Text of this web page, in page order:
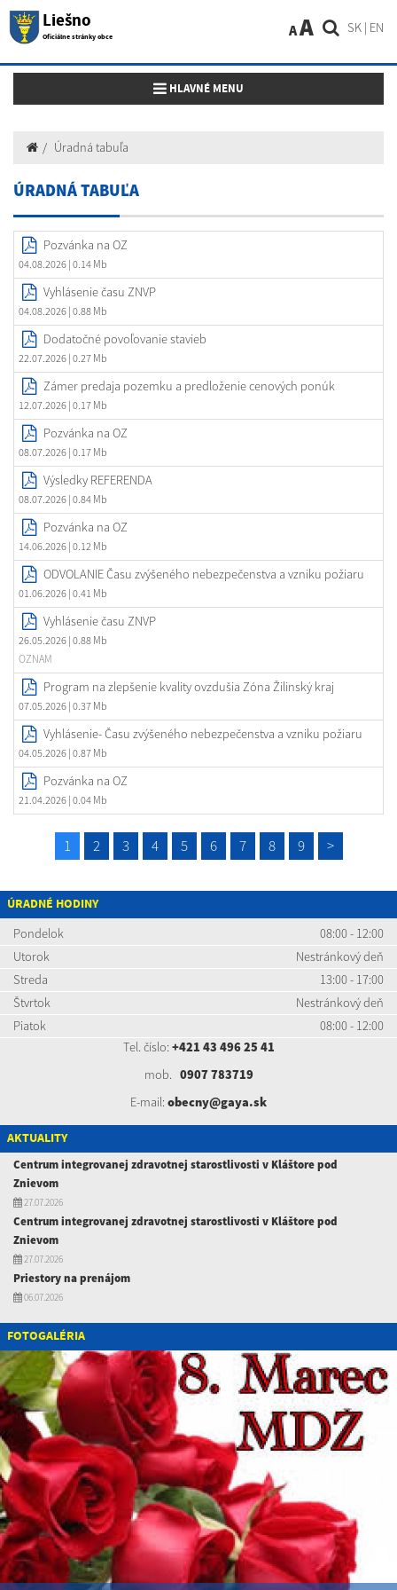
Liešno
Oficiálne stránky obce
SK | EN
AA
Toggle navigation
HLAVNÉ MENU
Úradná tabuľa
ÚRADNÁ TABUĽA
Pozvánka na OZ
04.08.2026 | 0.14 Mb
Vyhlásenie času ZNVP
04.08.2026 | 0.88 Mb
Dodatočné povoľovanie stavieb
22.07.2026 | 0.27 Mb
Zámer predaja pozemku a predloženie cenových ponúk
12.07.2026 | 0.17 Mb
Pozvánka na OZ
08.07.2026 | 0.17 Mb
Výsledky REFERENDA
08.07.2026 | 0.84 Mb
Pozvánka na OZ
14.06.2026 | 0.12 Mb
ODVOLANIE Času zvýšeného nebezpečenstva a vzniku požiaru
01.06.2026 | 0.41 Mb
Vyhlásenie času ZNVP
26.05.2026 | 0.88 Mb
OZNAM
Program na zlepšenie kvality ovzdušia Zóna Žilinský kraj
07.05.2026 | 0.37 Mb
Vyhlásenie- Času zvýšeného nebezpečenstva a vzniku požiaru
04.05.2026 | 0.87 Mb
Pozvánka na OZ
21.04.2026 | 0.04 Mb
1 2 3 4 5 6 7 8 9 >
ÚRADNÉ HODINY
Pondelok
08:00 - 12:00
Utorok
Nestránkový deň
Streda
13:00 - 17:00
Štvrtok
Nestránkový deň
Piatok
08:00 - 12:00
Tel. číslo: +421 43 496 25 41
mob. 0907 783719
E-mail: obecny@gaya.sk
AKTUALITY
Centrum integrovanej zdravotnej starostlivosti v Kláštore pod
Znievom
27.07.2026
Centrum integrovanej zdravotnej starostlivosti v Kláštore pod
Znievom
27.07.2026
Priestory na prenájom
06.07.2026
FOTOGALÉRIA